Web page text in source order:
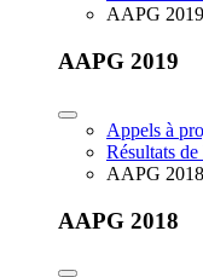
AAPG 2019
AAPG 2019
Appels à
Résultats
AAPG 2018
AAPG 2018